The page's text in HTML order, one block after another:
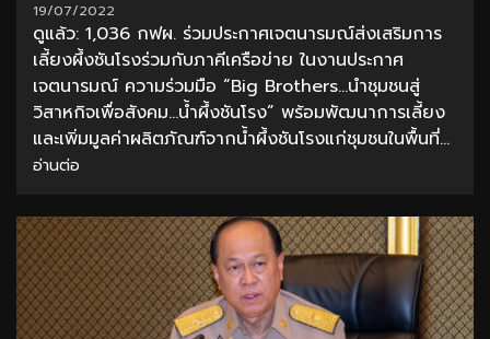
19/07/2022
ดูแล้ว: 1,036 กฟผ. ร่วมประกาศเจตนารมณ์ส่งเสริมการ
เลี้ยงผึ้งชันโรงร่วมกับภาคีเครือข่าย ในงานประกาศ
เจตนารมณ์ ความร่วมมือ “Big Brothers…นำชุมชนสู่
วิสาหกิจเพื่อสังคม…น้ำผึ้งชันโรง” พร้อมพัฒนาการเลี้ยง
และเพิ่มมูลค่าผลิตภัณฑ์จากน้ำผึ้งชันโรงแก่ชุมชนในพื้นที่...
อ่านต่อ